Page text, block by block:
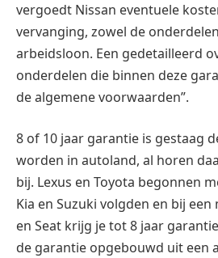
vergoedt Nissan eventuele
vervanging, zowel de
arbeidsloon. Een gedetailleerd
onderdelen die binnen deze
de algemene voorwaarden”.
8 of 10 jaar garantie is gestaag
worden in autoland, al horen
bij. Lexus en Toyota begonnen
Kia en Suzuki volgden en bij
en Seat krijg je tot 8 jaar
de garantie opgebouwd uit een